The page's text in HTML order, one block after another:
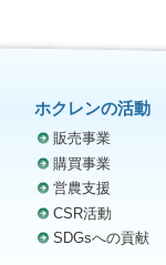
ホクレンの活動
販売事業
購買事業
営農支援
CSR活動
SDGsへの貢献